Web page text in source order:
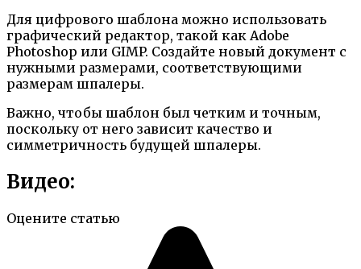
Для цифрового шаблона можно использовать
графический редактор, такой как Adobe
Photoshop или GIMP. Создайте новый документ с
нужными размерами, соответствующими
размерам шпалеры.
Важно, чтобы шаблон был четким и точным,
поскольку от него зависит качество и
симметричность будущей шпалеры.
Видео:
Оцените статью